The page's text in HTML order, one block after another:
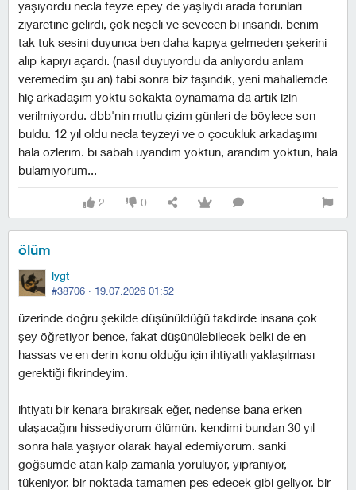
yaşıyordu necla teyze epey de yaşlıydı arada torunları
ziyaretine gelirdi, çok neşeli ve sevecen bi insandı. benim
tak tuk sesini duyunca ben daha kapıya gelmeden şekerini
alıp kapıyı açardı. (nasıl duyuyordu da anlıyordu anlam
veremedim şu an) tabi sonra biz taşındık, yeni mahallemde
hiç arkadaşım yoktu sokakta oynamama da artık izin
verilmiyordu. dbb'nin mutlu çizim günleri de böylece son
buldu. 12 yıl oldu necla teyzeyi ve o çocukluk arkadaşımı
hala özlerim. bi sabah uyandım yoktun, arandım yoktun, hala
bulamıyorum...
2 0
ölüm
lygt
#38706 · 19.07.2026 01:52
üzerinde doğru şekilde düşünüldüğü takdirde insana çok
şey öğretiyor bence, fakat düşünülebilecek belki de en
hassas ve en derin konu olduğu için ihtiyatlı yaklaşılması
gerektiği fikrindeyim.
ihtiyatı bir kenara bırakırsak eğer, nedense bana erken
ulaşacağını hissediyorum ölümün. kendimi bundan 30 yıl
sonra hala yaşıyor olarak hayal edemiyorum. sanki
göğsümde atan kalp zamanla yoruluyor, yıpranıyor,
tükeniyor, bir noktada tamamen pes edecek gibi geliyor. bir